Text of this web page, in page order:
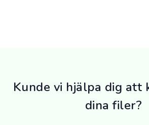
Kunde vi hjälpa dig att
dina filer?